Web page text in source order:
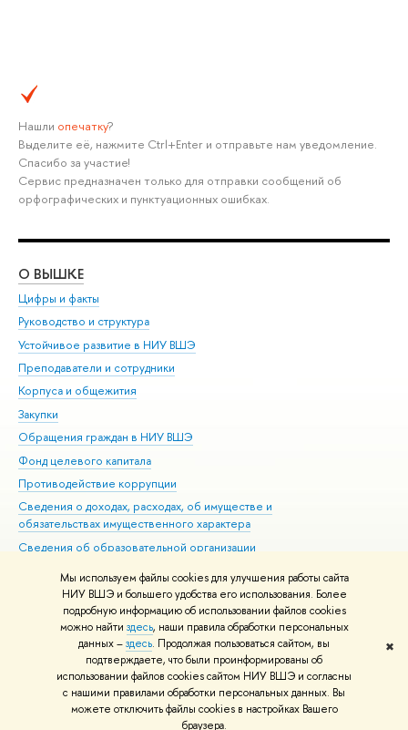
Мы используем файлы cookies для улучшения работы сайта
НИУ ВШЭ и большего удобства его использования. Более
подробную информацию об использовании файлов cookies
можно найти здесь, наши правила обработки персональных
данных –здесь. Продолжая пользоваться сайтом, вы
подтверждаете, что были проинформированы об
использовании файлов cookies сайтом НИУ ВШЭ и согласны
с нашими правилами обработки персональных данных. Вы
можете отключить файлы cookies в настройках Вашего
браузера.
✖
Нашли опечатку?
Выделите её, нажмите Ctrl+Enter и отправьте нам уведомление.
Спасибо за участие!
Сервис предназначен только для отправки сообщений об
орфографических и пунктуационных ошибках.
О ВЫШКЕ
Цифры и факты
Руководство и структура
Устойчивое развитие в НИУ ВШЭ
Преподаватели и сотрудники
Корпуса и общежития
Закупки
Обращения граждан в НИУ ВШЭ
Фонд целевого капитала
Противодействие коррупции
Сведения о доходах, расходах, об имуществе и
обязательствах имущественного характера
Сведения об образовательной организации
Людям с ограниченными возможностями здоровья
Единая платежная страница
Работа в Вышке
© НИУ ВШЭ 1993–2026 Адреса и контакты Условия использования
материалов Политика конфиденциальности Карта сайта
Шрифты HSE Sans и HSE Slab разработаны вШколе дизайна НИУ ВШЭ